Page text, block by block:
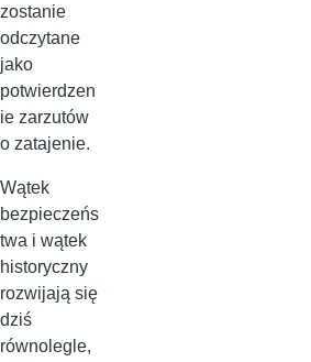
zostanie
odczytane
jako
potwierdzen
ie zarzutów
o zatajenie.
Wątek
bezpieczeńs
twa i wątek
historyczny
rozwijają się
dziś
równolegle,